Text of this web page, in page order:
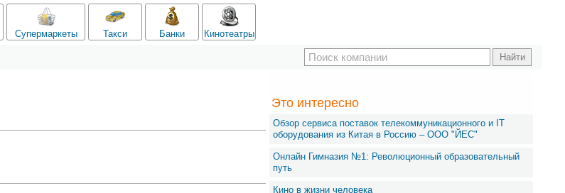
Супермаркеты Такси Банки Кинотеатры
Это интересно
Обзор сервиса поставок телекоммуникационного и IT
оборудования из Китая в Россию – OOO "ЙЕС"
Онлайн Гимназия №1: Революционный образовательный
путь
Кино в жизни человека